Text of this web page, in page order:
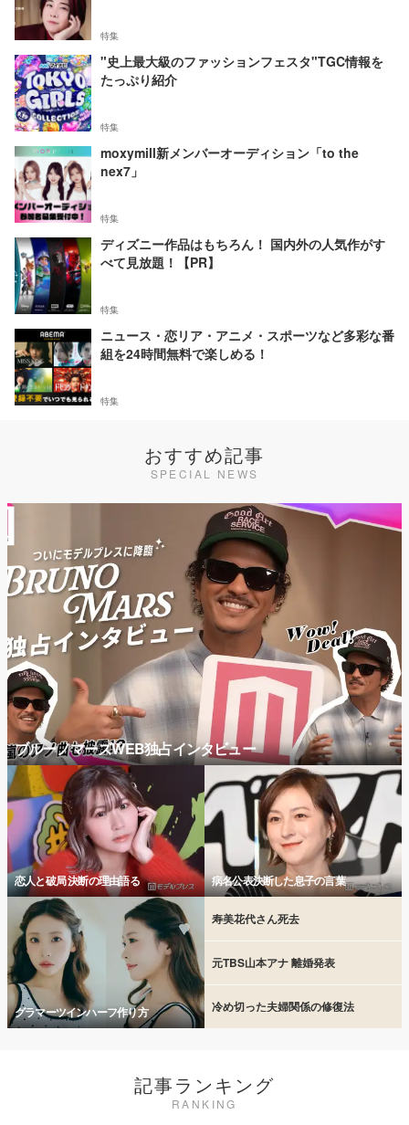
特集
"史上最大級のファッションフェスタ"TGC情報を
たっぷり紹介
特集
moxymill新メンバーオーディション「to the
nex7」
特集
ディズニー作品はもちろん！ 国内外の人気作がす
べて見放題！【PR】
特集
ニュース・恋リア・アニメ・スポーツなど多彩な番
組を24時間無料で楽しめる！
特集
おすすめ記事
SPECIAL NEWS
ブルーノマーズWEB独占インタビュー
恋人と破局 決断の理由語る 病名公表決断した息子の言葉
グラマーツインハーフ作り方
寿美花代さん死去
元TBS山本アナ 離婚発表
冷め切った夫婦関係の修復法
記事ランキング
RANKING